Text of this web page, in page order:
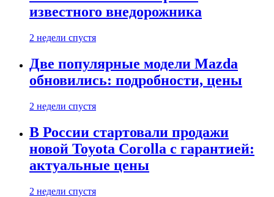
известного внедорожника
2 недели спустя
Две популярные модели Mazda
обновились: подробности, цены
2 недели спустя
В России стартовали продажи
новой Toyota Corolla с гарантией:
актуальные цены
2 недели спустя